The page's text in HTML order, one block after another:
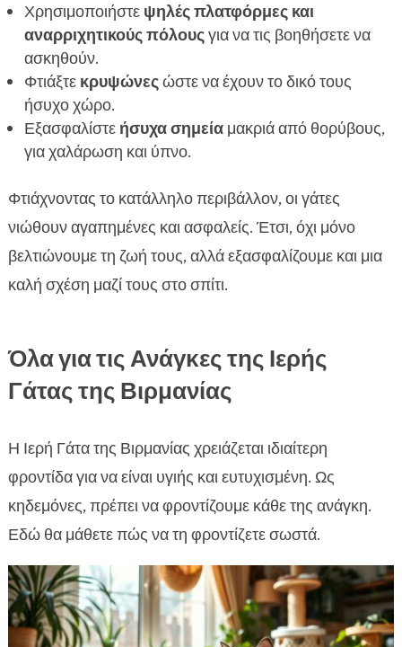
Χρησιμοποιήστε ψηλές πλατφόρμες και
αναρριχητικούς πόλουςγια να τις βοηθήσετε να
ασκηθούν.
Φτιάξτε κρυψώνεςώστε να έχουν το δικό τους
ήσυχο χώρο.
Εξασφαλίστε ήσυχα σημείαμακριά από θορύβους,
για χαλάρωση και ύπνο.
Φτιάχνοντας το κατάλληλο περιβάλλον, οι γάτες
νιώθουν αγαπημένες και ασφαλείς. Έτσι, όχι μόνο
βελτιώνουμε τη ζωή τους, αλλά εξασφαλίζουμε και μια
καλή σχέση μαζί τους στο σπίτι.
Όλα για τις Ανάγκες της Ιερής
Γάτας της Βιρμανίας
Η Ιερή Γάτα της Βιρμανίας χρειάζεται ιδιαίτερη
φροντίδα για να είναι υγιής και ευτυχισμένη. Ως
κηδεμόνες, πρέπει να φροντίζουμε κάθε της ανάγκη.
Εδώ θα μάθετε πώς να τη φροντίζετε σωστά.